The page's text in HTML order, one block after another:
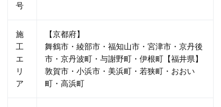
号
施
工
エ
リ
ア
【京都府】
舞鶴市・綾部市・福知山市・宮津市・京丹後
市・京丹波町・与謝野町・伊根町【福井県】
敦賀市・小浜市・美浜町・若狭町・おおい
町・高浜町